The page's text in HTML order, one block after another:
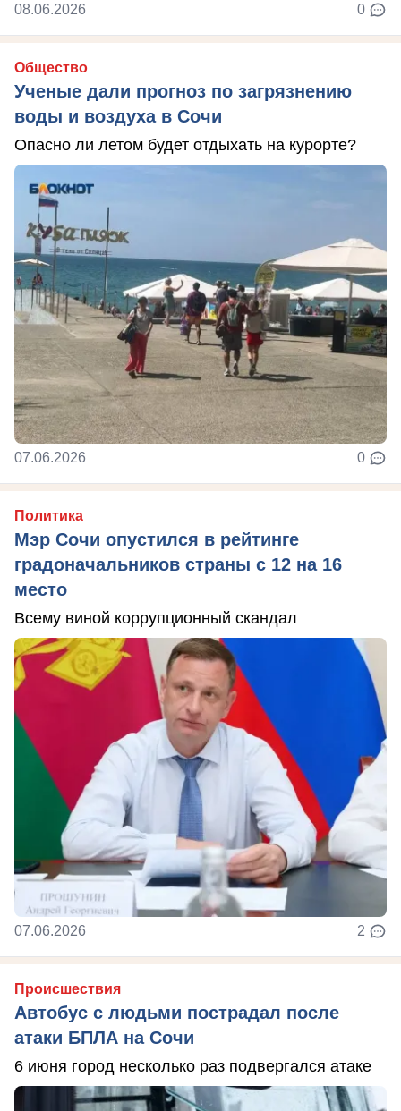
08.06.2026 0
Общество
Ученые дали прогноз по загрязнению
воды и воздуха в Сочи
Опасно ли летом будет отдыхать на курорте?
07.06.2026 0
Политика
Мэр Сочи опустился в рейтинге
градоначальников страны с 12 на 16
место
Всему виной коррупционный скандал
07.06.2026 2
Происшествия
Автобус с людьми пострадал после
атаки БПЛА на Сочи
6 июня город несколько раз подвергался атаке